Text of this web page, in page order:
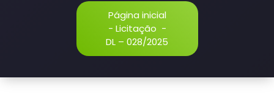
Página inicial
- Licitação -
DL – 028/2025